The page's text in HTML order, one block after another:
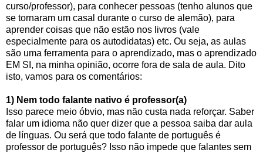
curso/professor), para conhecer pessoas (tenho alunos que
se tornaram um casal durante o curso de alemão), para
aprender coisas que não estão nos livros (vale
especialmente para os autodidatas) etc. Ou seja, as aulas
são uma ferramenta para o aprendizado, mas o aprendizado
EM SI, na minha opinião, ocorre fora de sala de aula. Dito
isto, vamos para os comentários:
1) Nem todo falante nativo é professor(a)
Isso parece meio óbvio, mas não custa nada reforçar. Saber
falar um idioma não quer dizer que a pessoa saiba dar aula
de línguas. Ou será que todo falante de português é
professor de português? Isso não impede que falantes sem